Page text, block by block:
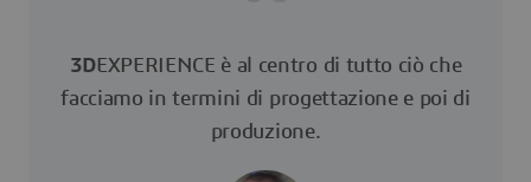
3DEXPERIENCE è al centro di tutto ciò che
facciamo in termini di progettazione e poi di
produzione.